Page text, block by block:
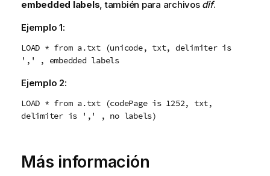
embedded labels , también para archivos dif.
Ejemplo 1:
LOAD * from a.txt (unicode, txt, delimiter is
',' , embedded labels
Ejemplo 2:
LOAD * from a.txt (codePage is 1252, txt,
delimiter is ',' , no labels)
Más información